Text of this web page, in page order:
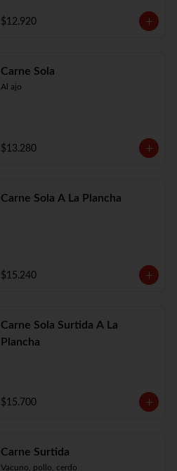
$12.920
Carne Sola
Al ajo
$13.280
Carne Sola A La Plancha
$15.240
Carne Sola Surtida A La
Plancha
$15.700
Carne Surtida
Vacuno, pollo, cerdo